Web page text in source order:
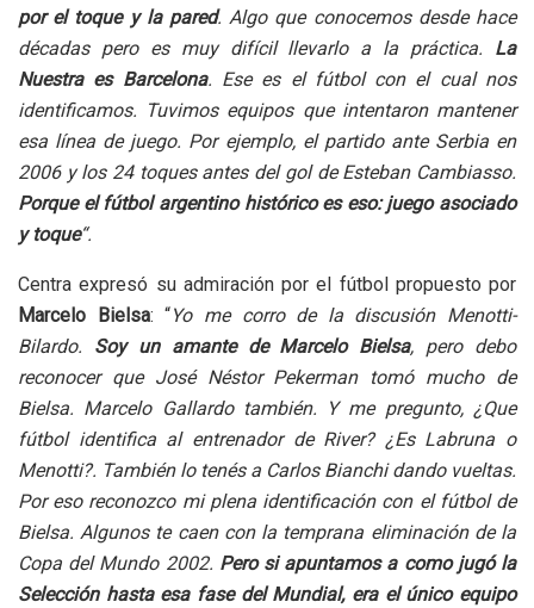
por el toque y la pared. Algo que conocemos desde hace
décadas pero es muy difícil llevarlo a la práctica. La
Nuestra es Barcelona. Ese es el fútbol con el cual nos
identificamos. Tuvimos equipos que intentaron mantener
esa línea de juego. Por ejemplo, el partido ante Serbia en
2006 y los 24 toques antes del gol de Esteban Cambiasso.
Porque el fútbol argentino histórico es eso: juego asociado
y toque“.
Centra expresó su admiración por el fútbol propuesto por
Marcelo Bielsa: “Yo me corro de la discusión Menotti-
Bilardo. Soy un amante de Marcelo Bielsa, pero debo
reconocer que José Néstor Pekerman tomó mucho de
Bielsa. Marcelo Gallardo también. Y me pregunto, ¿Que
fútbol identifica al entrenador de River? ¿Es Labruna o
Menotti?. También lo tenés a Carlos Bianchi dando vueltas.
Por eso reconozco mi plena identificación con el fútbol de
Bielsa. Algunos te caen con la temprana eliminación de la
Copa del Mundo 2002. Pero si apuntamos a como jugó la
Selección hasta esa fase del Mundial, era el único equipo